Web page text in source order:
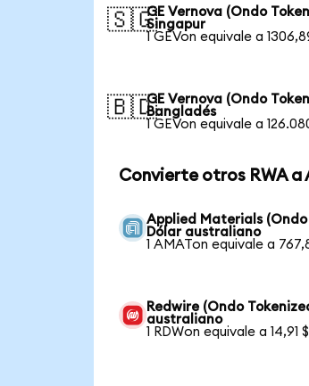
🇸🇬GE Vernova (Ondo
Singapur
1 GEVon equivale a
🇧🇩GE Vernova (Ondo
Bangladés
1 GEVon equivale a
Convierte otros RWA a
Applied Materials (Ondo
Dólar australiano
1 AMATon equivale a
Redwire (Ondo
australiano
1 RDWon equivale a 14,91 $